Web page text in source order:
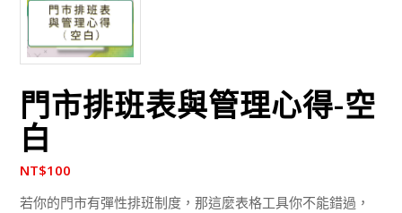
門市排班表與管理心得-空
白
NT$100
若你的門市有彈性排班制度，那這麼表格工具你不能錯過，